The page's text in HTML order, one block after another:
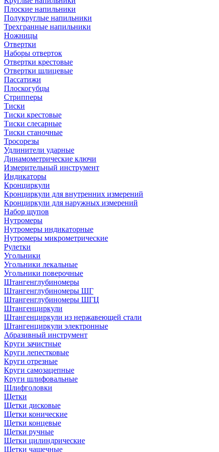
Плоские напильники
Полукруглые напильники
Трехгранные напильники
Ножницы
Отвертки
Наборы отверток
Отвертки крестовые
Отвертки шлицевые
Пассатижи
Плоскогубцы
Стрипперы
Тиски
Тиски крестовые
Тиски слесарные
Тиски станочные
Тросорезы
Удлинители ударные
Динамометрические ключи
Измерительный инструмент
Индикаторы
Кронциркули
Кронциркули для внутренних измерений
Кронциркули для наружных измерений
Набор щупов
Нутромеры
Нутромеры индикаторные
Нутромеры микрометрические
Рулетки
Угольники
Угольники лекальные
Угольники поверочные
Штангенглубиномеры
Штангенглубиномеры ШГ
Штангенглубиномеры ШГЦ
Штангенциркули
Штангенциркули из нержавеющей стали
Штангенциркули электронные
Абразивный инструмент
Круги зачистные
Круги лепестковые
Круги отрезные
Круги самозацепные
Круги шлифовальные
Шлифголовки
Щетки
Щетки дисковые
Щетки конические
Щетки концевые
Щетки ручные
Щетки цилиндрические
Щетки чашечные